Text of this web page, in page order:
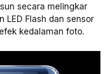
secara melingkar
LED Flash dan sensor
kedalaman foto.